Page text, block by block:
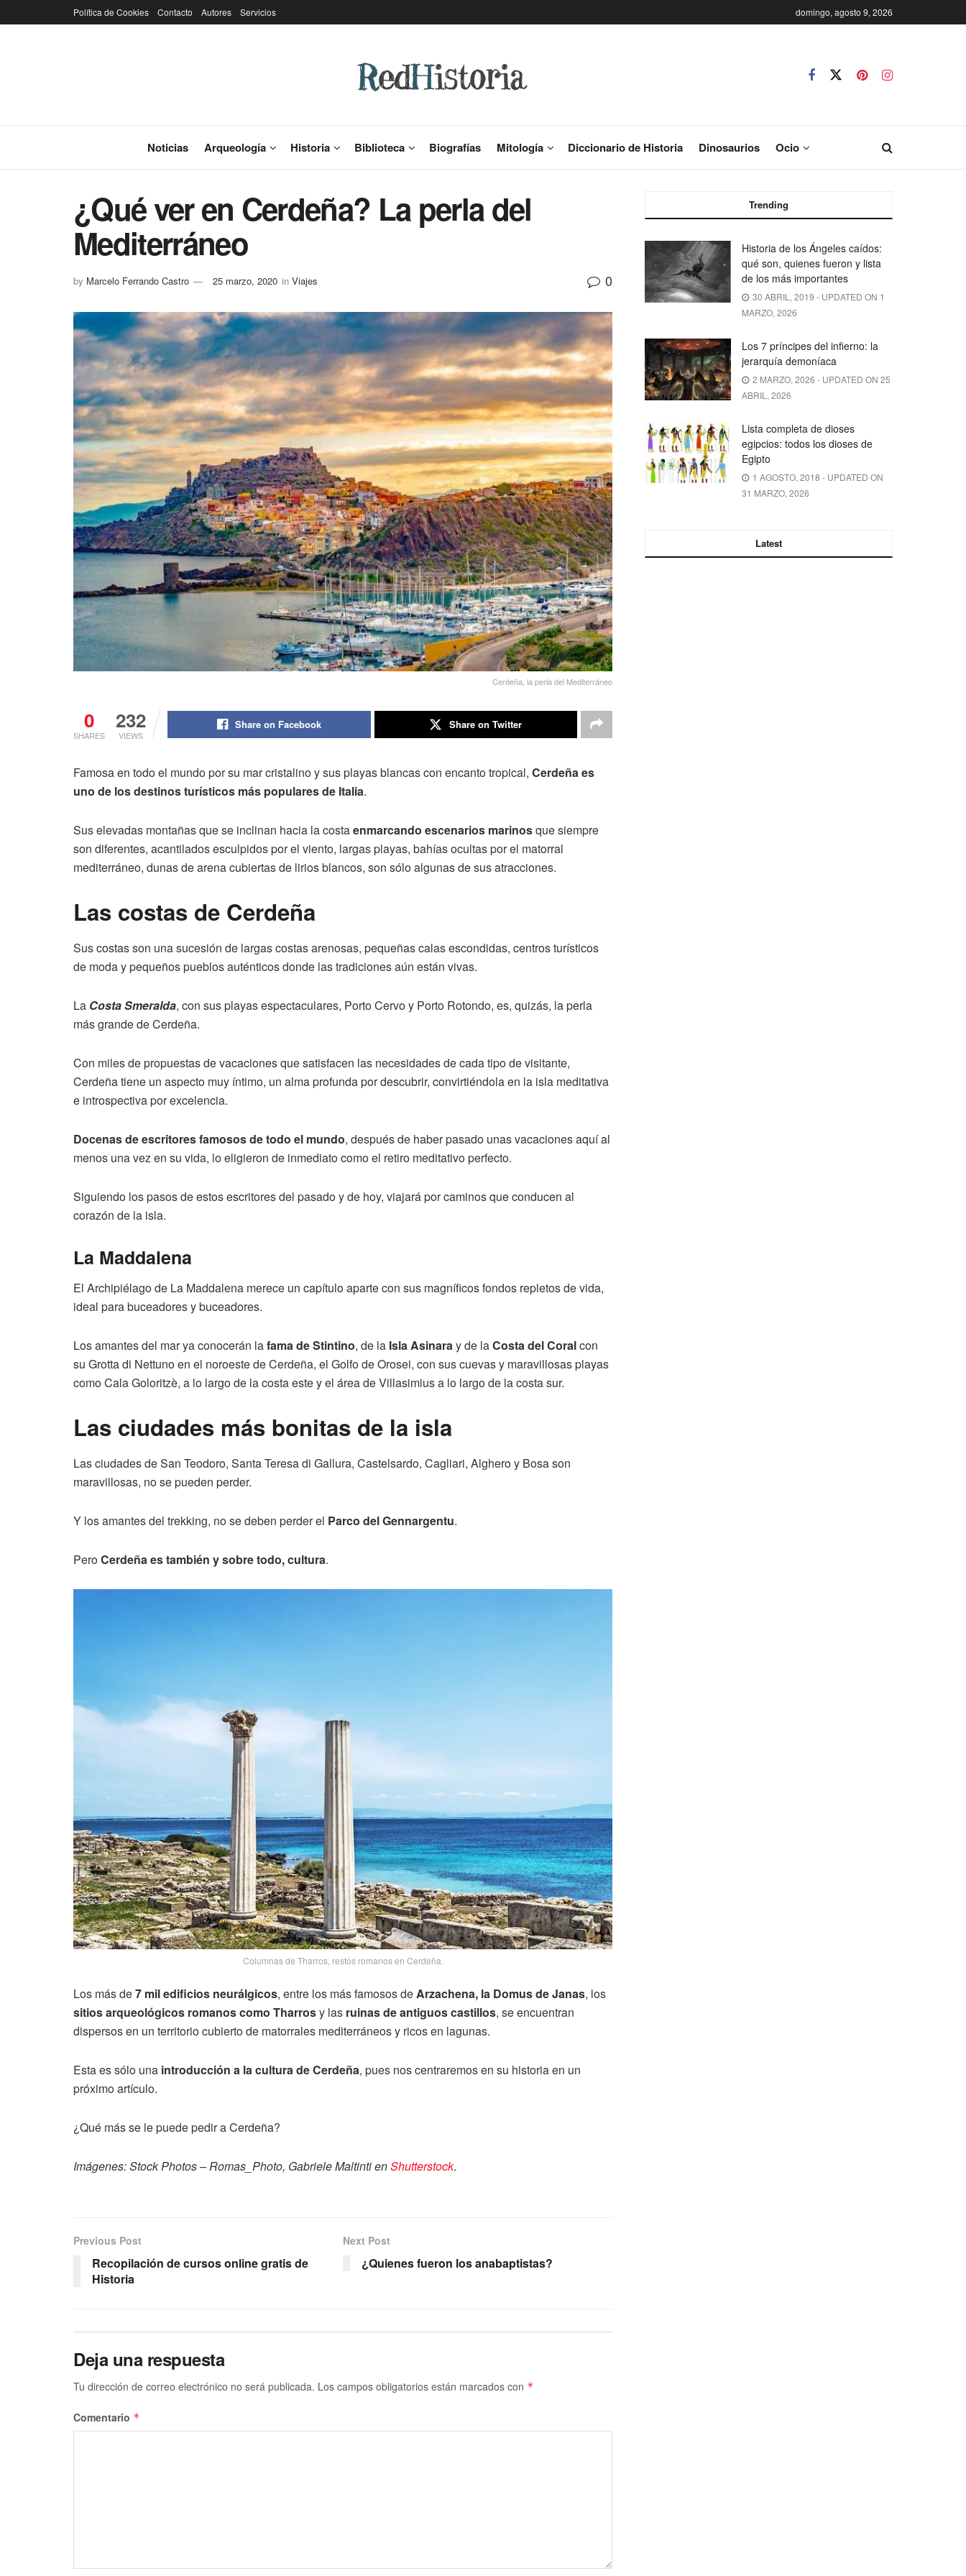
Política de Cookies Contacto Autores Servicios domingo, agosto 9, 2026
Noticias Arqueología Historia Biblioteca Biografías Mitología Diccionario de Historia Dinosaurios Ocio
¿Qué ver en Cerdeña? La perla del
Mediterráneo
by Marcelo Ferrando Castro 25 marzo, 2020 in Viajes 0
Cerdeña, la perla del Mediterráneo
0
SHARES
232
VIEWS
Share on Facebook Share on Twitter
Famosa en todo el mundo por su mar cristalino y sus playas blancas con encanto tropical, Cerdeña es
uno de los destinos turísticos más populares de Italia.
Sus elevadas montañas que se inclinan hacia la costaenmarcando escenarios marinosque siempre
son diferentes, acantilados esculpidos por el viento, largas playas, bahías ocultas por el matorral
mediterráneo, dunas de arena cubiertas de lirios blancos, son sólo algunas de sus atracciones.
Las costas de Cerdeña
Sus costas son una sucesión de largas costas arenosas, pequeñas calas escondidas, centros turísticos
de moda y pequeños pueblos auténticos donde las tradiciones aún están vivas.
La Costa Smeralda, con sus playas espectaculares, Porto Cervo y Porto Rotondo, es, quizás, la perla
más grande de Cerdeña.
Con miles de propuestas de vacaciones que satisfacen las necesidades de cada tipo de visitante,
Cerdeña tiene un aspecto muy íntimo, un alma profunda por descubrir, convirtiéndola en la isla meditativa
e introspectiva por excelencia.
Docenas de escritores famosos de todo el mundo, después de haber pasado unas vacaciones aquí al
menos una vez en su vida, lo eligieron de inmediato como el retiro meditativo perfecto.
Siguiendo los pasos de estos escritores del pasado y de hoy, viajará por caminos que conducen al
corazón de la isla.
La Maddalena
El Archipiélago de La Maddalena merece un capítulo aparte con sus magníficos fondos repletos de vida,
ideal para buceadores y buceadores.
Los amantes del mar ya conocerán lafama de Stintino, de la Isla Asinaray de laCosta del Coralcon
su Grotta di Nettuno en el noroeste de Cerdeña, el Golfo de Orosei, con sus cuevas y maravillosas playas
como Cala Goloritzè, a lo largo de la costa este y el área de Villasimius a lo largo de la costa sur.
Las ciudades más bonitas de la isla
Las ciudades de San Teodoro, Santa Teresa di Gallura, Castelsardo, Cagliari, Alghero y Bosa son
maravillosas, no se pueden perder.
Y los amantes del trekking, no se deben perder el Parco del Gennargentu.
PeroCerdeña es también y sobre todo, cultura.
Columnas de Tharros, restos romanos en Cerdeña.
Los más de7 mil edificios neurálgicos, entre los más famosos de Arzachena, la Domus de Janas, los
sitios arqueológicos romanos como Tharrosy las ruinas de antiguos castillos, se encuentran
dispersos en un territorio cubierto de matorrales mediterráneos y ricos en lagunas.
Esta es sólo una introducción a la cultura de Cerdeña, pues nos centraremos en su historia en un
próximo artículo.
¿Qué más se le puede pedir a Cerdeña?
Imágenes: Stock Photos – Romas_Photo, Gabriele Maltinti enShutterstock.
Previous Post
Recopilación de cursos online gratis de
Historia
Next Post
¿Quienes fueron los anabaptistas?
Deja una respuesta
Tu dirección de correo electrónico no será publicada. Los campos obligatorios están marcados con *
Comentario *
Trending
Historia de los Ángeles caídos:
qué son, quienes fueron y lista
de los más importantes
30 ABRIL, 2019 - UPDATED ON 1
MARZO, 2026
Los 7 príncipes del infierno: la
jerarquía demoníaca
2 MARZO, 2026 - UPDATED ON 25
ABRIL, 2026
Lista completa de dioses
egipcios: todos los dioses de
Egipto
1 AGOSTO, 2018 - UPDATED ON
31 MARZO, 2026
Latest